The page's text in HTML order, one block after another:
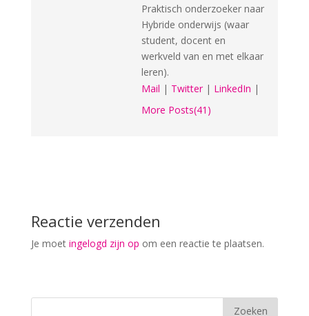
Praktisch onderzoeker naar
Hybride onderwijs (waar
student, docent en
werkveld van en met elkaar
leren).
Mail | Twitter| LinkedIn |
More Posts(41)
Reactie verzenden
Je moet ingelogd zijn op om een reactie te plaatsen.